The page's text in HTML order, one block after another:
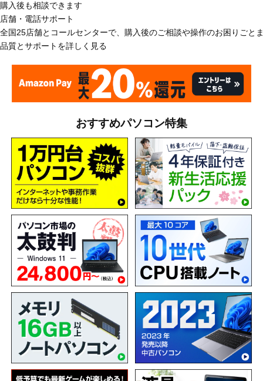
購入後も相談できます
店舗・電話サポート
全国25店舗とコールセンターで、購入後のご相談や操作のお困りごと
品質とサポートを詳しく見る
おすすめパソコン特集